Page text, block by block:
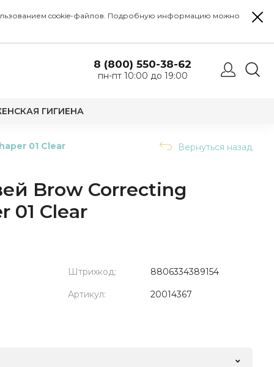
cookie-файлов. Подробную информацию можно
8 (800) 550-38-62
пн-пт 10:00 до 19:00
ГИГИЕНА
01 Clear Вернуться назад
Brow Correcting
01 Clear
Штрихкод: 8806334389154
Артикул: 20014367